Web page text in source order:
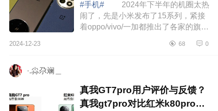
#手机#
2024年下半年的机圈太热
闹了，先是小米发布了15系列，紧接
着oppo/vivo/一加都推出了各家的旗舰
介绍下oppofindx8和一加13买哪个？
2024-12-23 68 0
·.尛尕斓＿
真我GT7pro用户评价与反馈？
真我gt7pro对比红米k80pro对